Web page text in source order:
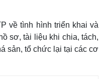
về tình hình triển khai và
sơ, tài liệu khi chia, tách,
sản, tổ chức lại tại các cơ